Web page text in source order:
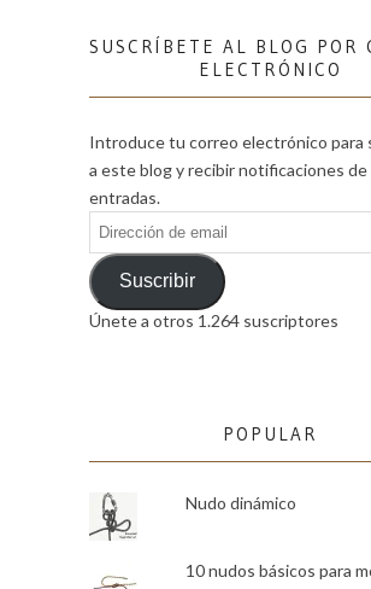
SUSCRÍBETE AL BLOG POR
ELECTRÓNICO
Introduce tu correo electrónico para
a este blog y recibir notificaciones de
entradas.
Dirección
de
emailSuscribir
Únete a otros 1.264 suscriptores
POPULAR
Nudo dinámico
10 nudos básicos para